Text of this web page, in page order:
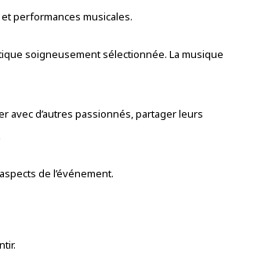
performances musicales.
soigneusement sélectionnée. La musique
avec d’autres passionnés, partager leurs
de l’événement.